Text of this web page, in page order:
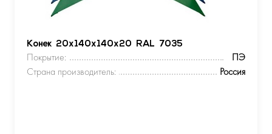
Конек 20х140х140х20 RAL 7035
Покрытие:
ПЭ
Страна производитель:
Россия